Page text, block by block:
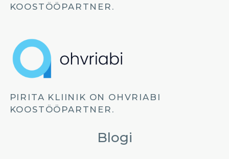
KOOSTÖÖPARTNER.
PIRITA KLIINIK ON OHVRIABI
KOOSTÖÖPARTNER.
Blogi